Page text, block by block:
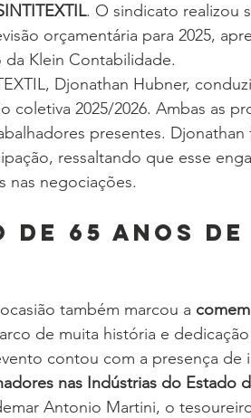
. O sindicato realizou
orçamentária para 2025,
Klein Contabilidade.
Djonathan Hubner,
coletiva 2025/2026. Ambas as
presentes. Djonathan
ressaltando que esse
nas negociações.
de 65 Anos
também marcou a
de muita história e
contou com a presença de
nas Indústrias do Estado
Antonio Martini, o